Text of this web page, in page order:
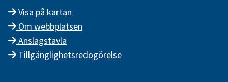
Visa på kartan
Om webbplatsen
Anslagstavla
Tillgänglighetsredogörelse